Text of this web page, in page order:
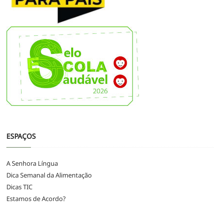
ESPAÇOS
A Senhora Língua
Dica Semanal da Alimentação
Dicas TIC
Estamos de Acordo?